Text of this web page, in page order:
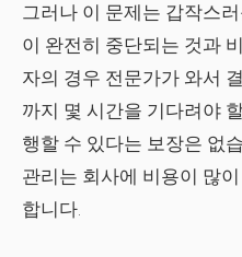
그러나 이 문제는 갑작스
이 완전히 중단되는 것과
자의 경우 전문가가 와서
까지 몇 시간을 기다려야
행할 수 있다는 보장은 없
관리는 회사에 비용이 많
합니다.